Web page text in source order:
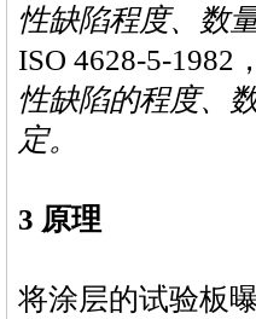
性缺陷程度、数
ISO 4628-5-1982
性缺陷的程度、
定。
3 原理
将涂层的试验板